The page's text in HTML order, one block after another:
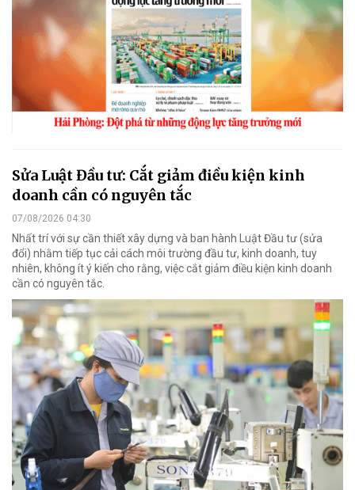
Sửa Luật Đầu tư: Cắt giảm điều kiện kinh
doanh cần có nguyên tắc
07/08/2026 04:30
Nhất trí với sự cần thiết xây dựng và ban hành Luật Đầu tư (sửa
đổi) nhằm tiếp tục cải cách môi trường đầu tư, kinh doanh, tuy
nhiên, không ít ý kiến cho rằng, việc cắt giảm điều kiện kinh doanh
cần có nguyên tắc.